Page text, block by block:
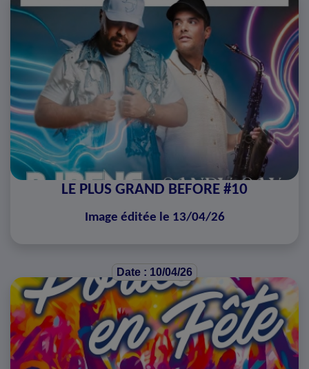
LE PLUS GRAND BEFORE #10
Image éditée le 13/04/26
Date : 10/04/26